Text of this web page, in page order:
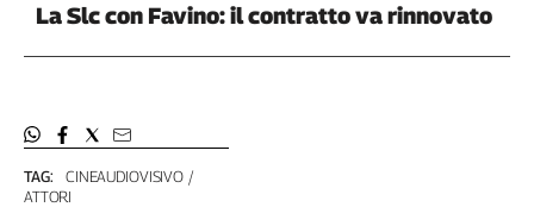
La
redazione
Social
TAG:
CINEAUDIOVISIVO
ATTORI
La Slc con Favino: il contratto va rinnovato